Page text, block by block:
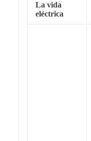
La vida
eléctrica